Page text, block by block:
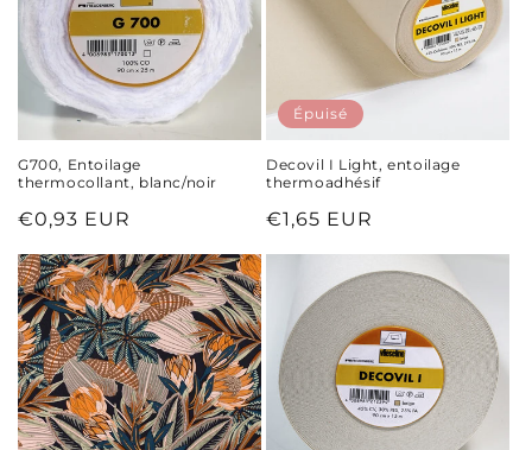
t
i
o
n
:
G700, Entoilage
thermocollant, blanc/noir
Prix
€0,93 EUR
Épuisé
Decovil I Light, entoilage
thermoadhésif
Prix
€1,65 EUR